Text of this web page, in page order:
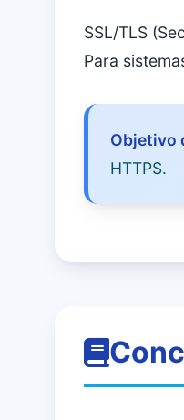
SSL/TLS
Para
Objetivo
HTTPS.